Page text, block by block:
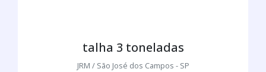
talha 3 toneladas
JRM / São José dos Campos - SP